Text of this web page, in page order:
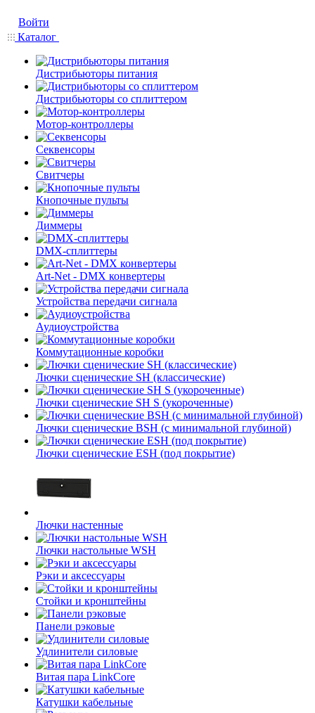
Войти
Каталог
Дистрибьюторы питания
Дистрибьюторы со сплиттером
Мотор-контроллеры
Секвенсоры
Свитчеры
Кнопочные пульты
Диммеры
DMX-сплиттеры
Art-Net - DMX конвертеры
Устройства передачи сигнала
Аудиоустройства
Коммутационные коробки
Лючки сценические SH (классические)
Лючки сценические SH S (укороченные)
Лючки сценические BSH (с минимальной глубиной)
Лючки сценические ESH (под покрытие)
Лючки настенные
Лючки настольные WSH
Рэки и аксессуары
Стойки и кронштейны
Панели рэковые
Удлинители силовые
Витая пара LinkCore
Катушки кабельные